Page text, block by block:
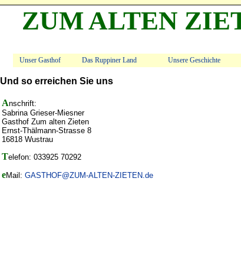
ZUM ALTEN
Unser Gasthof Das Ruppiner Land Unsere Geschichte
Und so erreichen Sie uns
Anschrift:
Sabrina Grieser-Miesner
Gasthof Zum alten Zieten
Ernst-Thälmann-Strasse 8
16818 Wustrau
Telefon: 033925 70292
eMail: GASTHOF@ZUM-ALTEN-ZIETEN.de